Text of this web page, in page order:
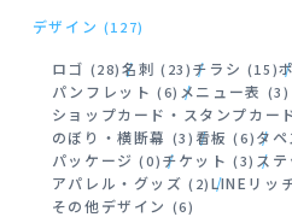
デザイン (127)
ロゴ (28)名刺 (23)チラシ (15)
パンフレット(6) メニュー表 (3)
ショップカード・スタンプカー
のぼり・横断幕 (3) 看板(6)タ
パッケージ(0)チケット(3) ス
アパレル・グッズ(2)LINEリッ
その他デザイン (6)